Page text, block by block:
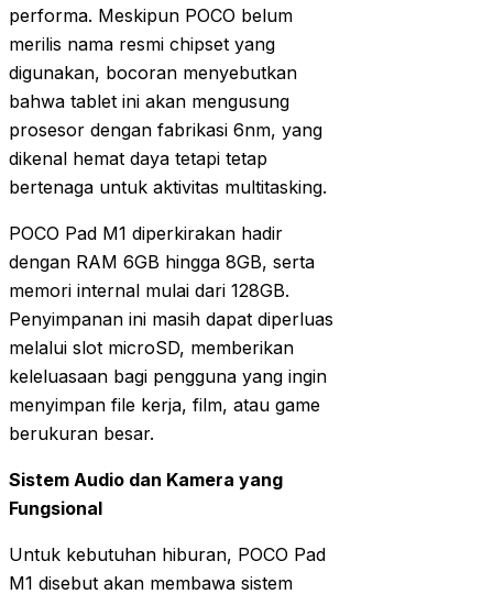
performa. Meskipun POCO belum
merilis nama resmi chipset yang
digunakan, bocoran menyebutkan
bahwa tablet ini akan mengusung
prosesor dengan fabrikasi 6nm, yang
dikenal hemat daya tetapi tetap
bertenaga untuk aktivitas multitasking.
POCO Pad M1 diperkirakan hadir
dengan RAM 6GB hingga 8GB, serta
memori internal mulai dari 128GB.
Penyimpanan ini masih dapat diperluas
melalui slot microSD, memberikan
keleluasaan bagi pengguna yang ingin
menyimpan file kerja, film, atau game
berukuran besar.
Sistem Audio dan Kamera yang
Fungsional
Untuk kebutuhan hiburan, POCO Pad
M1 disebut akan membawa sistem